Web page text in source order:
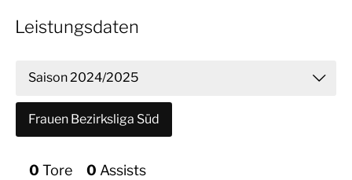
Leistungsdaten
Frauen Bezirksliga Süd
0 Tor 0 Assist